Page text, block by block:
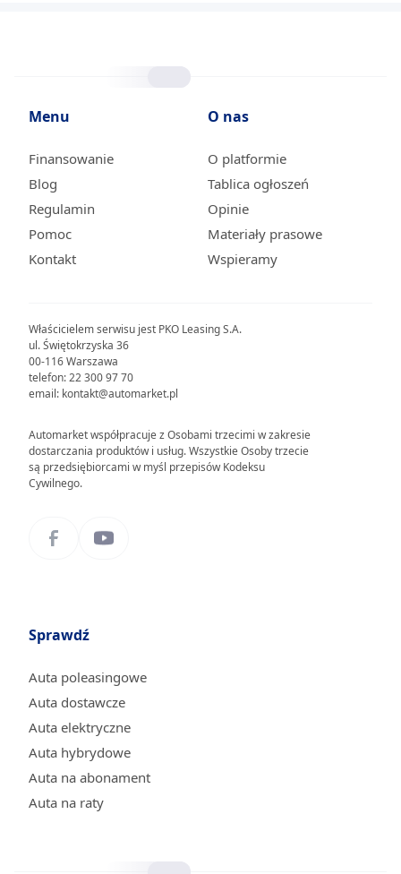
Właścicielem serwisu jest PKO Leasing S.A.
ul. Świętokrzyska 36
00-116 Warszawa
telefon: 22 300 97 70
email: kontakt@automarket.pl
Automarket współpracuje z Osobami trzecimi w zakresie
dostarczania produktów i usług. Wszystkie Osoby trzecie
są przedsiębiorcami w myśl przepisów Kodeksu
Cywilnego.
Menu
Finansowanie
Blog
Regulamin
Pomoc
Kontakt
O nas
O platformie
Tablica ogłoszeń
Opinie
Materiały prasowe
Wspieramy
Sprawdź
Auta poleasingowe
Auta dostawcze
Auta elektryczne
Auta hybrydowe
Auta na abonament
Auta na raty